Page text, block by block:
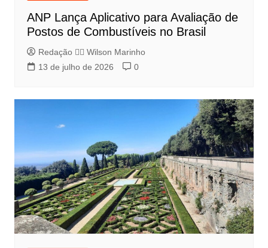
ANP Lança Aplicativo para Avaliação de
Postos de Combustíveis no Brasil
Redação 👨‍⚖️​ Wilson Marinho
13 de julho de 2026
0